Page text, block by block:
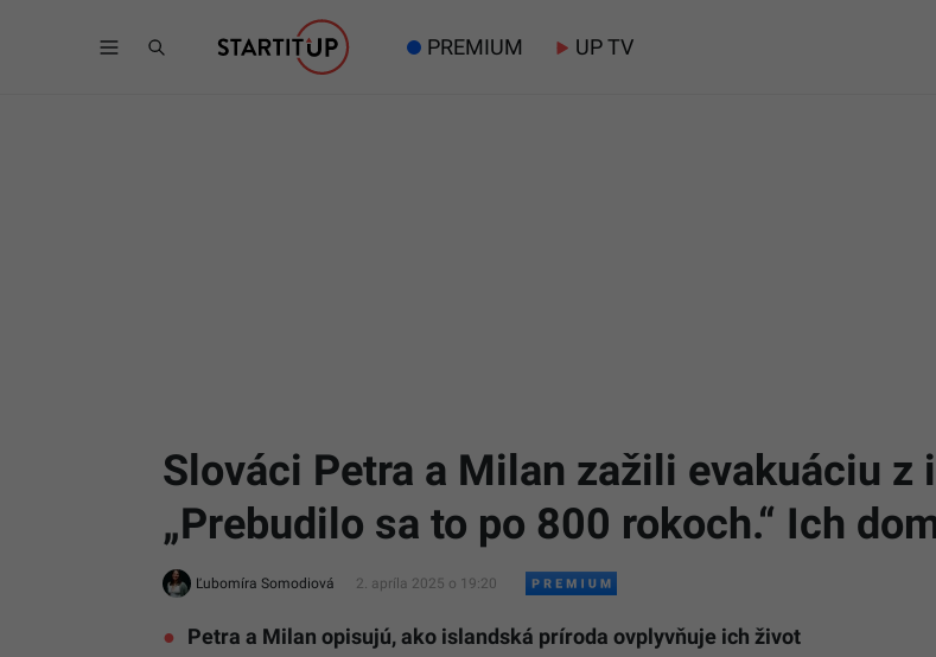
PREMIUM UP TV
Slováci Petra a Milan zažili evakuáciu z
„Prebudilo sa to po 800 rokoch.“ Ich
Ľubomíra Somodiová 2. apríla 2025 o 19:20
Petra a Milan opisujú, ako islandská príroda ovplyvňuje ich život